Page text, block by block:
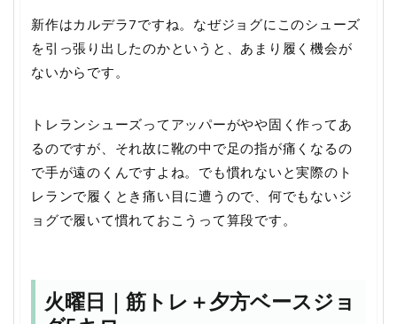
新作はカルデラ7ですね。なぜジョグにこのシューズ
を引っ張り出したのかというと、あまり履く機会が
ないからです。
トレランシューズってアッパーがやや固く作ってあ
るのですが、それ故に靴の中で足の指が痛くなるの
で手が遠のくんですよね。でも慣れないと実際のト
レランで履くとき痛い目に遭うので、何でもないジ
ョグで履いて慣れておこうって算段です。
火曜日｜筋トレ＋夕方ベースジョ